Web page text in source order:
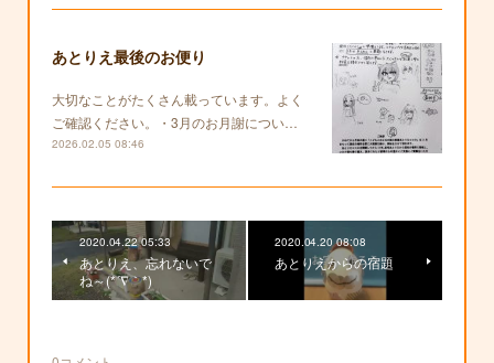
あとりえ最後のお便り
大切なことがたくさん載っています。よく
ご確認ください。・3月のお月謝につい…
2026.02.05 08:46
2020.04.22 05:33
あとりえ、忘れないで
ね～(*´∇｀*)
2020.04.20 08:08
あとりえからの宿題